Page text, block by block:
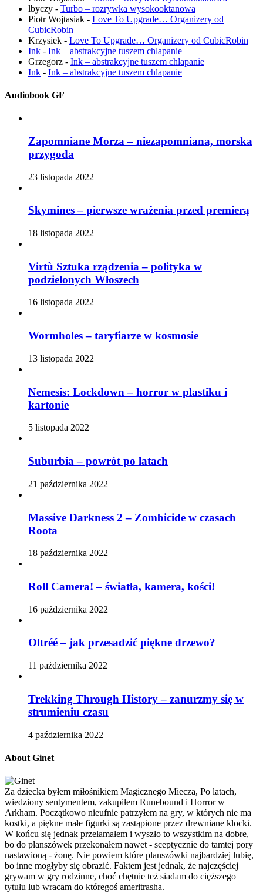
lbyczy - Turbo – rozrywka wysokooktanowa
Piotr Wojtasiak - Love To Upgrade… Organizery od
CubicRobin
Krzysiek - Love To Upgrade… Organizery od CubicRobin
Ink - Ink – abstrakcyjne tuszem chlapanie
Grzegorz - Ink – abstrakcyjne tuszem chlapanie
Ink - Ink – abstrakcyjne tuszem chlapanie
Audiobook GF
Zapomniane Morza – niezapomniana, morska
przygoda
23 listopada 2022
Skymines – pierwsze wrażenia przed premierą
18 listopada 2022
Virtù Sztuka rządzenia – polityka w
podzielonych Włoszech
16 listopada 2022
Wormholes – taryfiarze w kosmosie
13 listopada 2022
Nemesis: Lockdown – horror w plastiku i
kartonie
5 listopada 2022
Suburbia – powrót po latach
21 października 2022
Massive Darkness 2 – Zombicide w czasach
Roota
18 października 2022
Roll Camera! – światła, kamera, kości!
16 października 2022
Oltréé – jak przesadzić piękne drzewo?
11 października 2022
Trekking Through History – zanurzmy się w
strumieniu czasu
4 października 2022
About Ginet
Za dziecka byłem miłośnikiem Magicznego Miecza, Po latach,
wiedziony sentymentem, zakupiłem Runebound i Horror w
Arkham. Początkowo nieufnie patrzyłem na gry, w których nie ma
kostki, a piękne małe figurki są zastąpione przez drewniane klocki.
W końcu się jednak przełamałem i wyszło to wszystkim na dobre,
bo do planszówek przekonałem nawet - sceptycznie do tamtej pory
nastawioną - żonę. Nie powiem które planszówki najbardziej lubię,
bo inne mogłyby się obrazić. Faktem jest jednak, że najczęściej
grywam w gry rodzinne, choć chętnie też siadam do cięższego
tytułu lub wracam do któregoś ameritrasha.